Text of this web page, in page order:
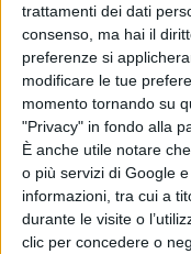
trattamenti dei dati
consenso, ma hai il
preferenze si
modificare le tue
momento tornando su
"Privacy" in fondo alla
È anche utile notare
o più servizi di Google
informazioni, tra cui a
durante le visite o
clic per concedere o
Durante la giornata
Campomizzi”, i
l’occasione di
uomini di tutte le
Ufficiali, che hanno
esperienze e
carriera militare